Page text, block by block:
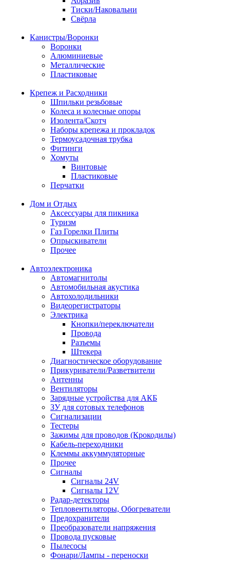
Тиски/Наковальни
Свёрла
Канистры/Воронки
Воронки
Алюминиевые
Металлические
Пластиковые
Крепеж и Расходники
Шпильки резьбовые
Колеса и колесные опоры
Изолента/Скотч
Наборы крепежа и прокладок
Термоусадочная трубка
Фитинги
Хомуты
Винтовые
Пластиковые
Перчатки
Дом и Отдых
Аксессуары для пикника
Туризм
Газ Горелки Плиты
Опрыскиватели
Прочее
Автоэлектроника
Автомагнитолы
Автомобильная акустика
Автохолодильники
Видеорегистраторы
Электрика
Кнопки/переключатели
Провода
Разъемы
Штекера
Диагностическое оборудование
Прикуриватели/Разветвители
Антенны
Вентиляторы
Зарядные устройства для АКБ
ЗУ для сотовых телефонов
Сигнализации
Тестеры
Зажимы для проводов (Крокодилы)
Кабель-переходники
Клеммы аккуммуляторные
Прочее
Сигналы
Сигналы 24V
Сигналы 12V
Радар-детекторы
Тепловентиляторы, Обогреватели
Предохранители
Преобразователи напряжения
Провода пусковые
Пылесосы
Фонари/Лампы - переноски